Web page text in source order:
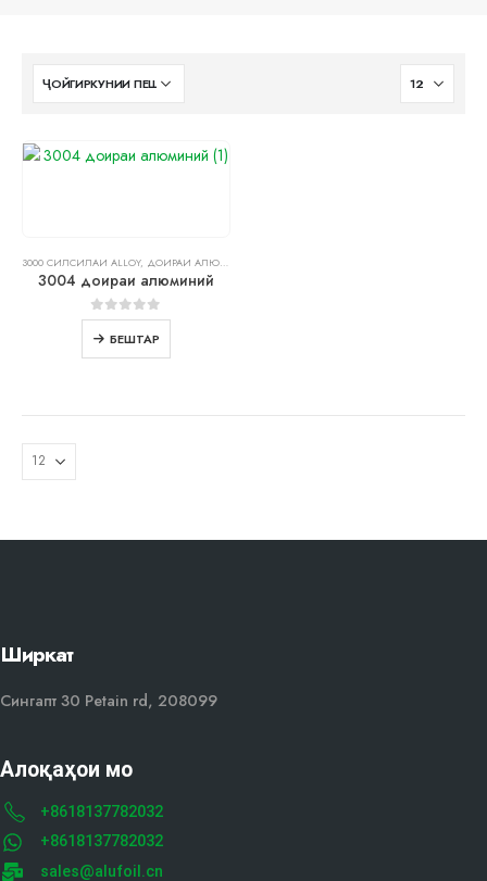
3000 СИЛСИЛАИ ALLOY, ДОИРАИ АЛЮМИНИЙ
3004 доираи алюминий
0берун аз 5
БЕШТАР
Ширкат
Сингапт 30 Petain rd, 208099
Алоқаҳои мо
+8618137782032
+8618137782032
sales@alufoil.cn